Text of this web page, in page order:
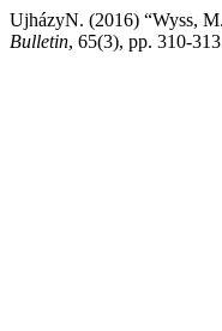
UjházyN. (2016) “Wyss,
Bulletin, 65(3), pp. 310-